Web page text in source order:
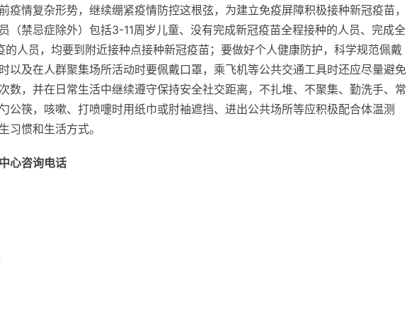
疫情复杂形势，继续绷紧疫情防控这根弦，为建立免疫屏障积极接种新冠疫苗，
（禁忌症除外）包括3-11周岁儿童、没有完成新冠疫苗全程接种的人员、完成全
人员，均要到附近接种点接种新冠疫苗；要做好个人健康防护，科学规范佩戴
以及在人群聚集场所活动时要佩戴口罩，乘飞机等公共交通工具时还应尽量避免
数，并在日常生活中继续遵守保持安全社交距离，不扎堆、不聚集、勤洗手、常
公筷，咳嗽、打喷嚏时用纸巾或肘袖遮挡、进出公共场所等应积极配合体温测
习惯和生活方式。
心咨询电话